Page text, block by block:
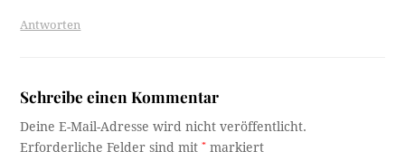
Antworten
Schreibe einen Kommentar
Deine E-Mail-Adresse wird nicht veröffentlicht.
Erforderliche Felder sind mit* markiert